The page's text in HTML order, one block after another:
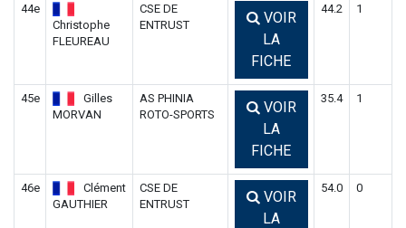
44e
Christophe
FLEUREAU
CSE DE
ENTRUST
VOIR
LA
FICHE
44.2 1
45e
Gilles
MORVAN
AS PHINIA
ROTO-SPORTS
VOIR
LA
FICHE
35.4 1
46e
Clément
GAUTHIER
CSE DE
ENTRUST
VOIR
LA
54.0 0